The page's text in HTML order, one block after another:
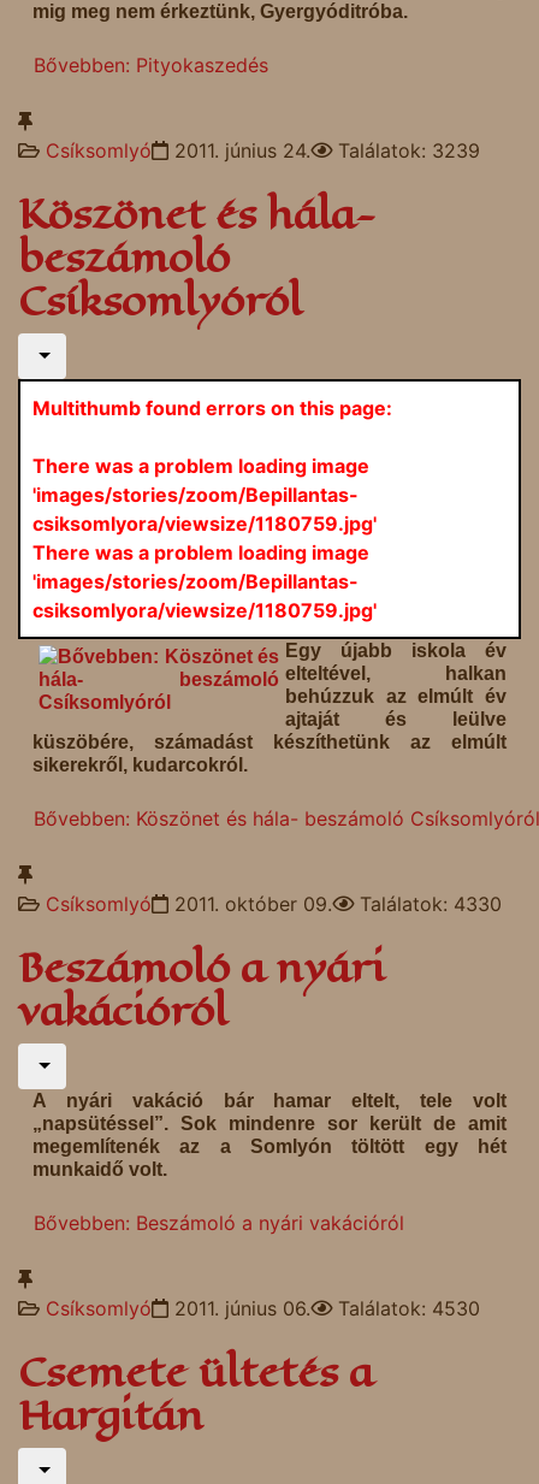
mig meg nem érkeztünk, Gyergyóditróba.
Bővebben: Pityokaszedés
Csíksomlyó 2011. június 24. Találatok: 3239
Köszönet és hála-
beszámoló
Csíksomlyóról
Multithumb found errors on this page:
There was a problem loading image
'images/stories/zoom/Bepillantas-
csiksomlyora/viewsize/1180759.jpg'
There was a problem loading image
'images/stories/zoom/Bepillantas-
csiksomlyora/viewsize/1180759.jpg'
Egy újabb iskola év
elteltével, halkan
behúzzuk az elmúlt év
ajtaját és leülve
küszöbére, számadást készíthetünk az elmúlt
sikerekről, kudarcokról.
Bővebben: Köszönet és hála- beszámoló Csíksomlyóról
Csíksomlyó 2011. október 09. Találatok: 4330
Beszámoló a nyári
vakációról
A nyári vakáció bár hamar eltelt, tele volt
„napsütéssel”. Sok mindenre sor került de amit
megemlítenék az a Somlyón töltött egy hét
munkaidő volt.
Bővebben: Beszámoló a nyári vakációról
Csíksomlyó 2011. június 06. Találatok: 4530
Csemete ültetés a
Hargitán